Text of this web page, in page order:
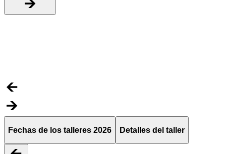
Fechas de los talleres 2026 Detalles del taller